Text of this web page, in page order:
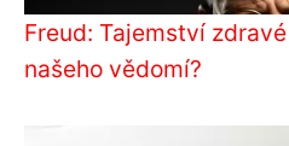
Freud: Tajemství
našeho vědomí?